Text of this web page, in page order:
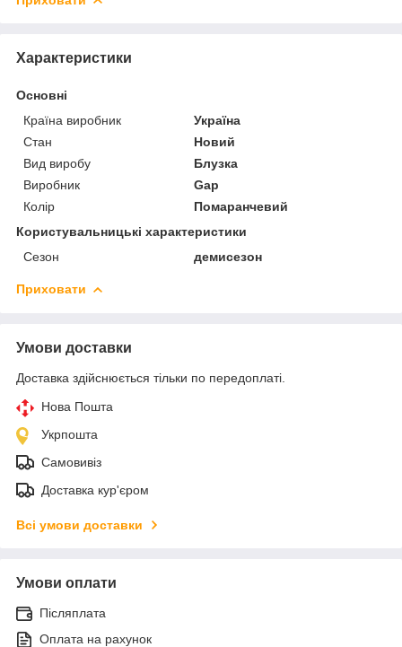
Характеристики
Основні
Країна виробник
Україна
Стан
Новий
Вид виробу
Блузка
Виробник
Gap
Колір
Помаранчевий
Користувальницькі характеристики
Сезон
демисезон
Приховати
Умови доставки
Доставка здійснюється тільки по передоплаті.
Нова Пошта
Укрпошта
Самовивіз
Доставка кур'єром
Всі умови доставки
Умови оплати
Післяплата
Оплата на рахунок